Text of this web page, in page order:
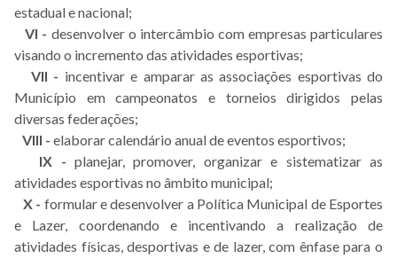
estadual e nacional;
VI - desenvolver o intercâmbio com empresas particulares
visando o incremento das atividades esportivas;
VII - incentivar e amparar as associações esportivas do
Município em campeonatos e torneios dirigidos pelas
diversas federações;
VIII - elaborar calendário anual de eventos esportivos;
IX - planejar, promover, organizar e sistematizar as
atividades esportivas no âmbito municipal;
X - formular e desenvolver a Política Municipal de Esportes
e Lazer, coordenando e incentivando a realização de
atividades físicas, desportivas e de lazer, com ênfase para o